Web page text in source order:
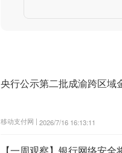
央行公示第二批成渝跨区域
移动支付网 | 2026/7/16 16:13:11
【一周观察】银行网络安